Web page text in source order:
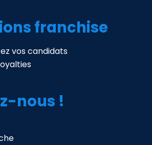
franchise
vos candidats
nous !